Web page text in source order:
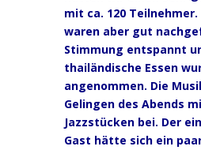
mit ca. 120
waren aber gut
Stimmung entspannt
thailändische Essen
angenommen. Die
Gelingen des Abends
Jazzstücken bei. Der
Gast hätte sich ein